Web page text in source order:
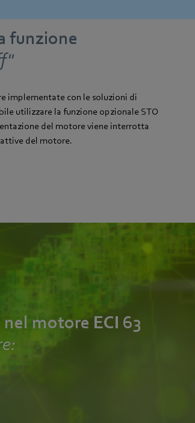
funzione
implementate con le soluzioni di
utilizzare la funzione opzionale STO
del motore viene interrotta
del motore.
motore ECI 63